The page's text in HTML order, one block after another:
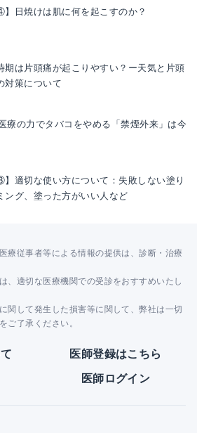
】日焼けは肌に何を起こすのか？
期は片頭痛が起こりやすい？ー天気と片頭
対策について
療の力でタバコをやめる「禁煙外来」は今
】適切な使い方について：失敗しない塗り
ング、塗った方がいい人など
療従事者等による情報の提供は、診断・治療
、適切な医療機関での受診をおすすめいたし
関して発生した損害等に関して、弊社は一切
ご了承ください。
医師登録はこちら
医師ログイン